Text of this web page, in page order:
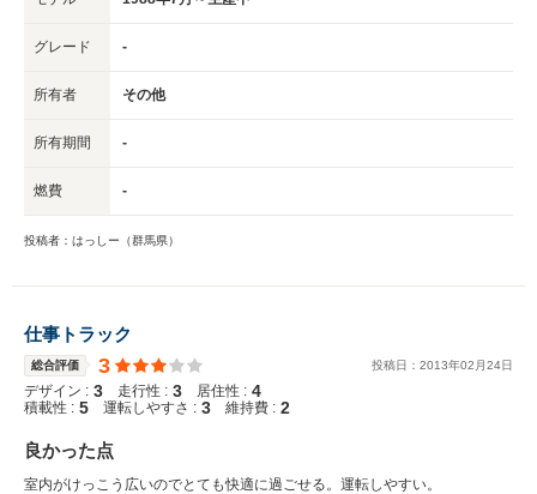
グレード -
所有者 その他
所有期間 -
燃費 -
投稿者：はっしー（群馬県）
仕事トラック
総合評価 3 投稿日： 2013年02 月24日
デザイン : 3 走行性 : 3 居住性 : 4
積載性 : 5 運転しやすさ : 3 維持費 : 2
良かった点
室内がけっこう広いのでとても快適に過ごせる。運転しやすい。